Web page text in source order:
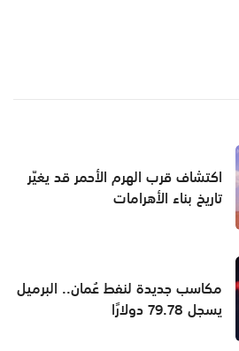
اكتشاف قرب الهرم الأحمر قد يغيّر
تاريخ بناء الأهرامات
مكاسب جديدة لنفط عُمان.. البرميل
يسجل 79.78 دولارًا